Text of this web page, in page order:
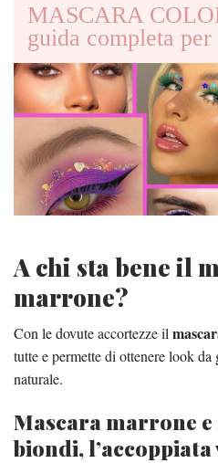
MASCARA
guida completa
A chi sta bene il
marrone?
Con le dovute accortezze il
tutte e permette di ottenere look
naturale.
Mascara marrone
biondi, l’accoppiata